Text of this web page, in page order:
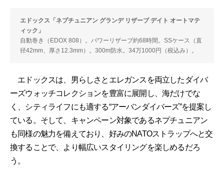
エドックス「ネプチュニアン グランデ リザーブ デイト オートマテ
ィック」
自動巻き（EDOX 808）。パワーリザーブ約68時間。SSケース（直
径42mm、厚さ12.3mm）。300m防水。34万1000円（税込み）。
エドックスは、男らしさとエレガンスを両立したダイバ
ーズウォッチコレクションを豊富に展開し、海だけでな
く、シティライフにも適する“アーバンダイバーズ”を提案し
ている。そして、キャンペーン対象であるネプチュニアン
も同様の魅力を備えており、好みのNATOストラップへと交
換することで、より幅広いスタイリングを楽しめるだろ
う。